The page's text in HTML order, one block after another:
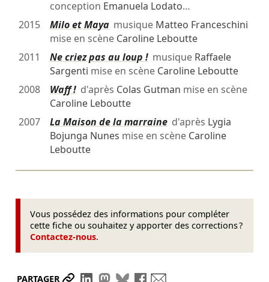
conception Emanuela Lodato…
2015
Milo et Mayamusique Matteo Franceschini
mise en scène Caroline Leboutte
2011
Ne criez pas au loup !musique Raffaele
Sargenti mise en scène Caroline Leboutte
2008
Waff !d'après Colas Gutman mise en scène
Caroline Leboutte
2007
La Maison de la marrained'après Lygia
Bojunga Nunes mise en scène Caroline
Leboutte
Vous possédez des informations pour compléter
cette fiche ou souhaitez y apporter des corrections ?
Contactez-nous.
PARTAGER Partager le lien
Partager sur LinkedIn
Partager sur Mastodon
Partager sur Bluesky
Partager sur Facebook